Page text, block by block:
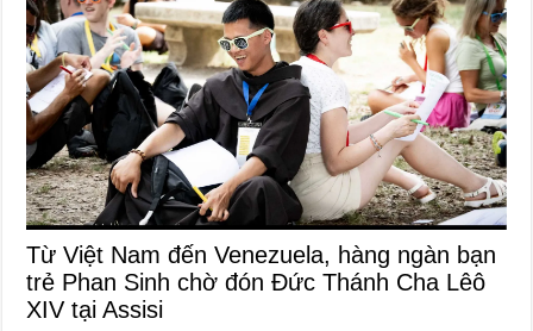
Từ Việt Nam đến Venezuela, hàng ngàn bạn
trẻ Phan Sinh chờ đón Đức Thánh Cha Lêô
XIV tại Assisi